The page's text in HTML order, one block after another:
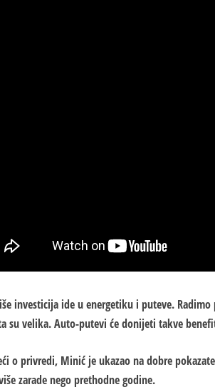
investicija ide u energetiku i puteve.
su velika. Auto-putevi će donijeti takve
o privredi, Minić je ukazao na dobre
zarade nego prethodne godine.